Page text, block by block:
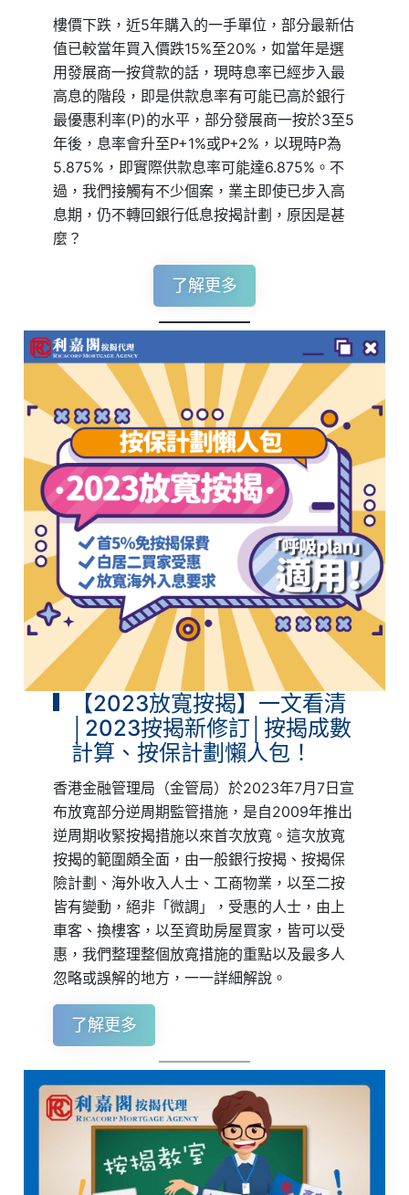
樓價下跌，近5年購入的一手單位，部分最新估
值已較當年買入價跌15%至20%，如當年是選
用發展商一按貸款的話，現時息率已經步入最
高息的階段，即是供款息率有可能已高於銀行
最優惠利率(P)的水平，部分發展商一按於3至5
年後，息率會升至P+1%或P+2%，以現時P為
5.875%，即實際供款息率可能達6.875%。不
過，我們接觸有不少個案，業主即使已步入高
息期，仍不轉回銀行低息按揭計劃，原因是甚
麼？
了解更多
【2023放寬按揭】一文看清
│2023按揭新修訂│按揭成數
計算、按保計劃懶人包！
香港金融管理局（金管局）於2023年7月7日宣
布放寬部分逆周期監管措施，是自2009年推出
逆周期收緊按揭措施以來首次放寬。這次放寬
按揭的範圍頗全面，由一般銀行按揭、按揭保
險計劃、海外收入人士、工商物業，以至二按
皆有變動，絕非「微調」，受惠的人士，由上
車客、換樓客，以至資助房屋買家，皆可以受
惠，我們整理整個放寬措施的重點以及最多人
忽略或誤解的地方，一一詳細解說。
了解更多